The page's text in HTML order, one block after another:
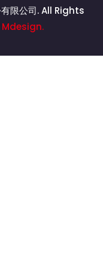
限公司. All Rights
Mdesign.